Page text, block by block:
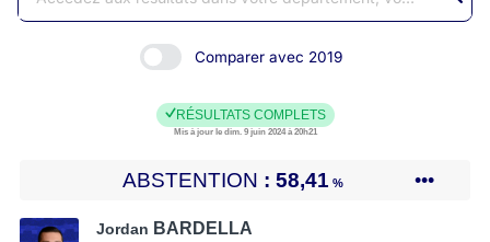
Comparer avec 2019
RÉSULTATS COMPLETS
Mis à jour le dim. 9 juin 2024 à 20h21
ABSTENTION 58,41 % •••
Jordan BARDELLA